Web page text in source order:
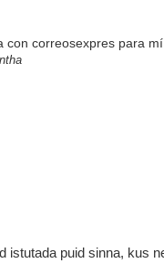
con correosexpres para mí
istutada puid sinna, kus